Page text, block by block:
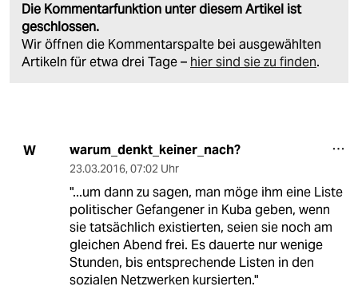
Die Kommentarfunktion unter diesem Artikel ist
geschlossen.
Wir öffnen die Kommentarspalte bei ausgewählten
Artikeln für etwa drei Tage – hier sind sie zu finden.
W warum_denkt_keiner_nach?
23.03.2016, 07:02 Uhr
"...um dann zu sagen, man möge ihm eine Liste
politischer Gefangener in Kuba geben, wenn
sie tatsächlich existierten, seien sie noch am
gleichen Abend frei. Es dauerte nur wenige
Stunden, bis entsprechende Listen in den
sozialen Netzwerken kursierten."